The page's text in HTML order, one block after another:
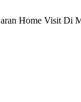
Home Visit Di